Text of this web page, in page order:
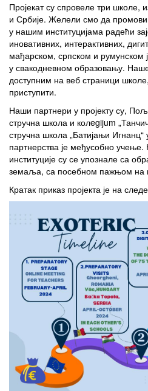
Пројекат су спровеле три школе,
и Србије. Желели смо да
у нашим институцијама радећи
иновативних, интерактивних,
мађарском, српском и румунском
у свакодневном образовању.
доступним на веб страници
приступити.
Наши партнери у пројекту су,
стручна школа и колegijum
стручна школа „Батијањи
партнерства је међусобно
институције су се упознале са
земаља, са посебном пажњом на
Кратак приказ пројекта је на